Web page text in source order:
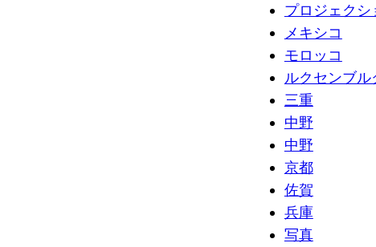
プロジェク
メキシコ
モロッコ
ルクセンブル
三重
中野
中野
京都
佐賀
兵庫
写真